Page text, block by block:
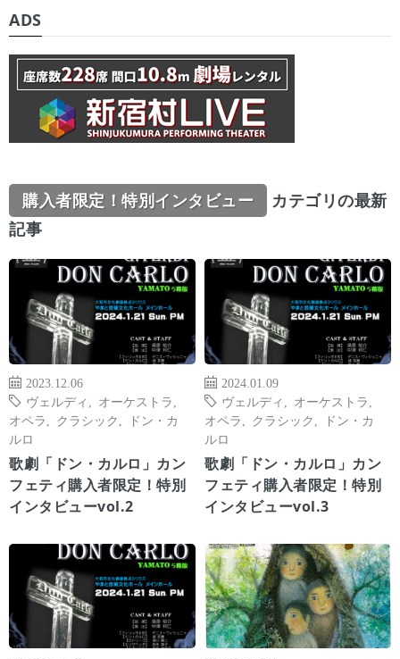
ADS
購入者限定！特別インタビュー
カテゴリの最新
記事
2023.12.06
ヴェルディ
オーケストラ
オペラ
クラシック
ドン・カ
ルロ
歌劇「ドン・カルロ」カン
フェティ購入者限定！特別
インタビューvol.2
2024.01.09
ヴェルディ
オーケストラ
オペラ
クラシック
ドン・カ
ルロ
歌劇「ドン・カルロ」カン
フェティ購入者限定！特別
インタビューvol.3